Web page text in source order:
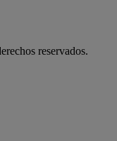
reservados.